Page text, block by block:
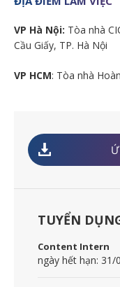
VP Hà Nội: Tòa nhà
Cầu Giấy, TP. Hà Nội
VP HCM: Tòa nhà
TUYỂN
Content Intern
ngày hết hạn: 31/